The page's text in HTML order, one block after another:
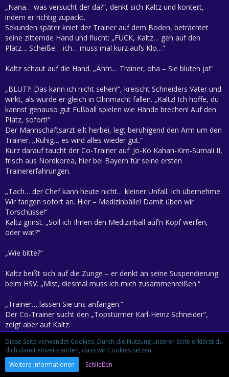
„Nana… was versucht der da?“, denkt sich Kaltz und kontert,
indem er richtig zupackt.
Sekunden später kniet der Trainer auf dem Boden, betrachtet
seine zitternde Hand und flucht: „FUCK, Kaltz… geh auf den
Platz… Scheiße… ich… muss mal kurz aufs Klo…“
Kaltz schaut auf die Hand. „Ähm… Trainer, oha – Sie bluten ja!“
„BLUT?! Das kann ich nicht sehen!“, kreischt Schneiders Vater und
wirkt, als würde er gleich in Ohnmacht fallen. „Kaltz! Ich hoffe, du
kannst genauso gut Fußball spielen wie Hände brechen! Auf den
Platz, sofort!“
Der Mannschaftsarzt eilt herbei, legt beruhigend den Arm um den
Trainer. „Ruhig… es wird alles wieder gut.“
Kurz darauf taucht der Co-Trainer auf: Jo-Ko Kahan-Kim-Sumali II,
frisch aus Nordkorea, hier bei Bayern für seine ersten
Trainererfahrungen.
„Tach… der Chef kann heute nicht… kleiner Unfall. Ich übernehme.
Wir fangen sofort an. Hier – Medizinbälle! Damit üben wir
Torschüsse!“
Kaltz grinst. „Soll ich Ihnen den Medizinball auf’n Kopf werfen,
oder wat?“
„Wie bitte?“
Kaltz beißt sich auf die Zunge – er denkt an seine Suspendierung
beim HSV. „Mist, diesmal muss ich mich zusammenreißen.“
„Trainer… lassen Sie uns anfangen.“
Der Co-Trainer sucht den „Topstürmer Karl-Heinz Schneider“,
zeigt aber auf Kaltz.
„Wat? Nee, ich bin Herman Kaltz.“
„Oh… sorry, ihr Deutschen seht alle gleich aus.“
Diese Seite verwendet Cookies. Durch die Nutzung unserer Seite erklärst du
dich damit einverstanden, dass wir Cookies setzen.
Weitere Informationen
Schließen